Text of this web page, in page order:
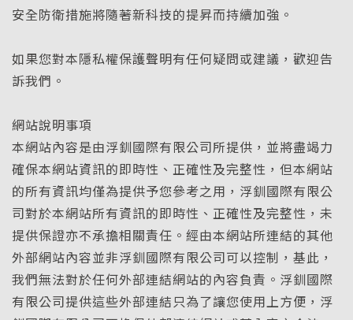
安全防衛措施將隨著新科技的提昇而持續加強。
如果您對本隱私權保護聲明有任何疑問或建議，歡迎告
訴我們。
網站說明事項
本網站內容是由浮釧國際有限公司所提供，並將盡竭力
確保本網站資訊的即時性、正確性及完整性，但本網站
的所有資訊均僅為提供予您參考之用，浮釧國際有限公
司對於本網站所有資訊的即時性、正確性及完整性，未
提供保證亦不承擔相關責任。經由本網站所連結的其他
外部網站內容並非浮釧國際有限公司可以控制，基此，
我們無法對於任何外部連結網站的內容負責。浮釧國際
有限公司提供這些外部連結只為了讓您使用上方便，浮